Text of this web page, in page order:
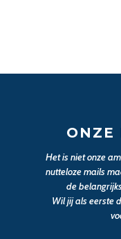
ONZE
Het is niet onze
nutteloze mails
de
Wil jij als eerste